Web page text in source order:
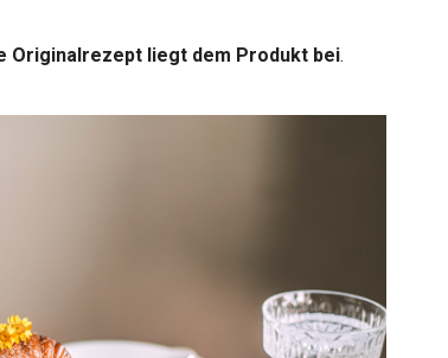
Originalrezept liegt dem Produkt bei.